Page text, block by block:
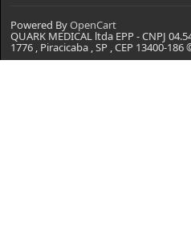
Powered ByOpenCart
QUARK MEDICAL ltda EPP - CNPJ
1776 , Piracicaba , SP , CEP 13400-186